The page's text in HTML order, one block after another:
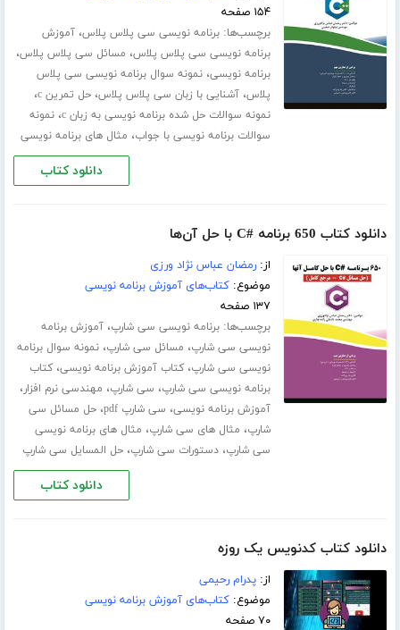
۱۵۴ صفحه
برچسب‌ها:برنامه نویسی سی پلاس پلاس،آموزش
برنامه نویسی سی پلاس پلاس، مسائل سی پلاس پلاس،
برنامه نویسی،نمونه سوال برنامه نویسی سی پلاس
پلاس،آشنایی با زبان سی پلاس پلاس،حل تمرین c ،
نمونه سوالات حل شده برنامه نویسی به زبان c ،نمونه
سوالات برنامه نویسی با جواب، مثال های برنامه نویسی
دانلود کتاب
دانلود کتاب 650 برنامه #C با حل آن‌ها
از:رمضان عباس نژاد ورزی
موضوع:کتاب‌های آموزش برنامه نویسی
۱۳۷ صفحه
برچسب‌ها:برنامه نویسی سی شارپ،آموزش برنامه
نویسی سی شارپ، مسائل سی شارپ،نمونه سوال برنامه
نویسی سی شارپ،کتاب آموزش برنامه نویسی،کتاب
برنامه نویسی سی شارپ، سی شارپ، مهندسی نرم افزار،
آموزش برنامه نویسی، سی شارپ pdf ،حل مسائل سی
شارپ، مثال های سی شارپ، مثال های برنامه نویسی
سی شارپ،دستورات سی شارپ،حل المسایل سی شارپ
دانلود کتاب
دانلود کتاب کدنویس یک روزه
از:پدرام رحیمی
موضوع:کتاب‌های آموزش برنامه نویسی
۷۰ صفحه